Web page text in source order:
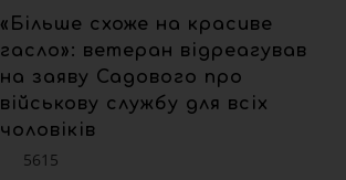
«Більше схоже на красиве
гасло»: ветеран відреагував
на заяву Садового про
військову службу для всіх
чоловіків
5615